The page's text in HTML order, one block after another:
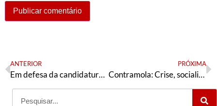
ANTERIOR
Em defesa da candidatura petista de Marilia Arraes a prefeita do Recife!
PRÓXIMA
Contramola: Crise, socialismo e correlação de forças